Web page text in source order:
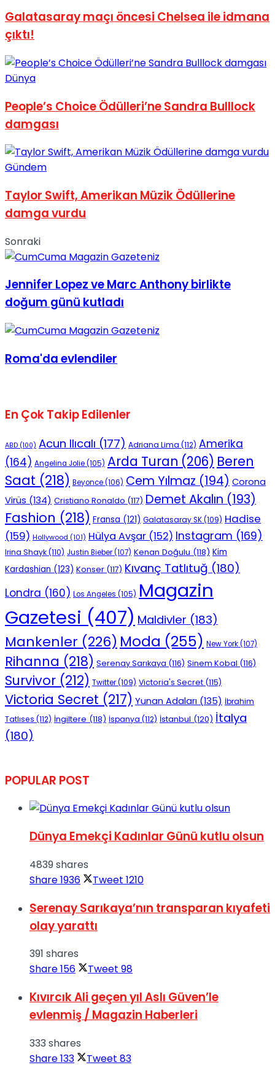
No Result
View All Result
Galatasaray maçı öncesi Chelsea ile idmana
çıktı!
Dünya
People’s Choice Ödülleri’ne Sandra Bulllock
damgası
Gündem
Taylor Swift, Amerikan Müzik Ödüllerine
damga vurdu
Sonraki
Jennifer Lopez ve Marc Anthony birlikte
doğum günü kutladı
Roma'da evlendiler
En Çok Takip Edilenler
ABD (100) Acun Ilıcalı (177) Adriana Lima (112) Amerika
(164) Angelina Jolie(105) Arda Turan (206) Beren
Saat (218) Beyonce(106) Cem Yılmaz (194) Corona
Virüs (134) Cristiano Ronaldo (117) Demet Akalın (193)
Fashion (218) Fransa (121) Galatasaray SK(109) Hadise
(159) Hollywood (101) Hülya Avşar (152) Instagram (169)
Irina Shayk(110) Justin Bieber(107) Kenan Doğulu (118) Kim
Kardashian (123) Konser (117) Kıvanç Tatlıtuğ (180)
Londra (160) Los Angeles (105) Magazin
Gazetesi (407) Maldivler (183)
Mankenler (226) Moda (255) New York(107)
Rihanna (218) Serenay Sarıkaya (116) Sinem Kobal (116)
Survivor (212) Twitter(109) Victoria's Secret (115)
Victoria Secret (217) Yunan Adaları (135) İbrahim
Tatlıses (112) İngiltere (118) İspanya (112) İstanbul (120) İtalya
(180)
POPULAR POST
Dünya Emekçi Kadınlar Günü kutlu olsun
4839 shares
Share1936 Tweet 1210
Serenay Sarıkaya’nın transparan kıyafeti
olay yarattı
391 shares
Share156 Tweet 98
Kıvırcık Ali geçen yıl Aslı Güven’le
evlenmiş / Magazin Haberleri
333 shares
Share133 Tweet 83